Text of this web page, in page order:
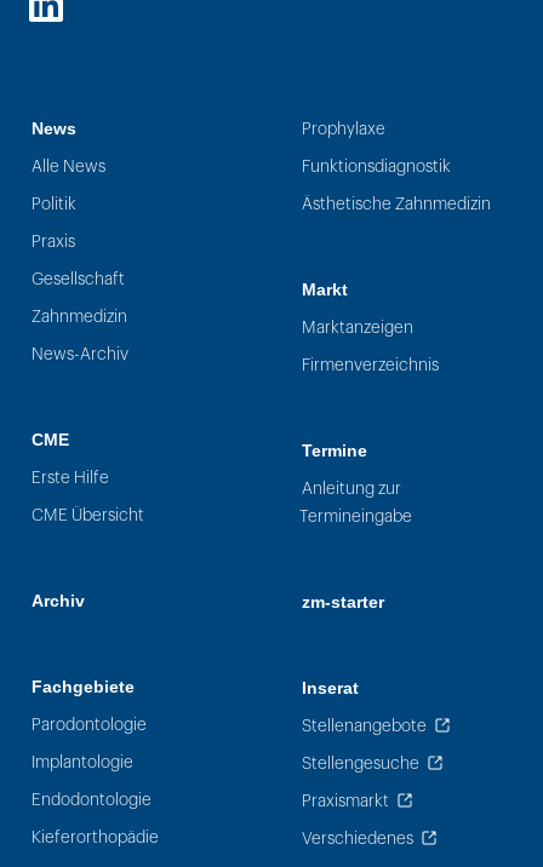
LinkedIn
News
Alle News
Politik
Praxis
Gesellschaft
Zahnmedizin
News-Archiv
CME
Erste Hilfe
CME Übersicht
Archiv
Fachgebiete
Parodontologie
Implantologie
Endodontologie
Kieferorthopädie
Prophylaxe
Funktionsdiagnostik
Ästhetische Zahnmedizin
Markt
Marktanzeigen
Firmenverzeichnis
Termine
Anleitung zur
Termineingabe
zm-starter
Inserat
Stellenangebote
Stellengesuche
Praxismarkt
Verschiedenes